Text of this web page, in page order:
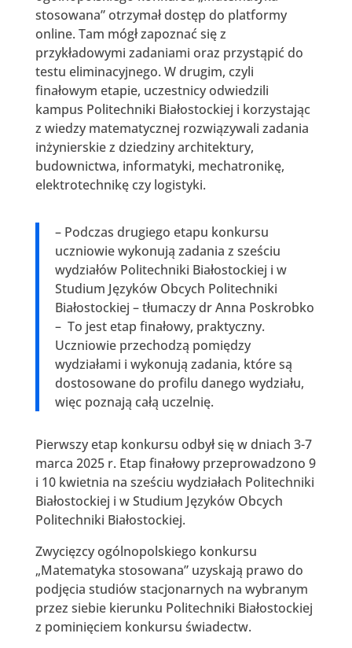
stosowana” otrzymał dostęp do platformy
online. Tam mógł zapoznać się z
przykładowymi zadaniami oraz przystąpić do
testu eliminacyjnego. W drugim, czyli
finałowym etapie, uczestnicy odwiedzili
kampus Politechniki Białostockiej i korzystając
z wiedzy matematycznej rozwiązywali zadania
inżynierskie z dziedziny architektury,
budownictwa, informatyki, mechatronikę,
elektrotechnikę czy logistyki.
– Podczas drugiego etapu konkursu
uczniowie wykonują zadania z sześciu
wydziałów Politechniki Białostockiej i w
Studium Języków Obcych Politechniki
Białostockiej – tłumaczy dr Anna Poskrobko
– To jest etap finałowy, praktyczny.
Uczniowie przechodzą pomiędzy
wydziałami i wykonują zadania, które są
dostosowane do profilu danego wydziału,
więc poznają całą uczelnię.
Pierwszy etap konkursu odbył się w dniach 3-7
marca 2025 r. Etap finałowy przeprowadzono 9
i 10 kwietnia na sześciu wydziałach Politechniki
Białostockiej i w Studium Języków Obcych
Politechniki Białostockiej.
Zwycięzcy ogólnopolskiego konkursu
„Matematyka stosowana” uzyskają prawo do
podjęcia studiów stacjonarnych na wybranym
przez siebie kierunku Politechniki Białostockiej
z pominięciem konkursu świadectw.